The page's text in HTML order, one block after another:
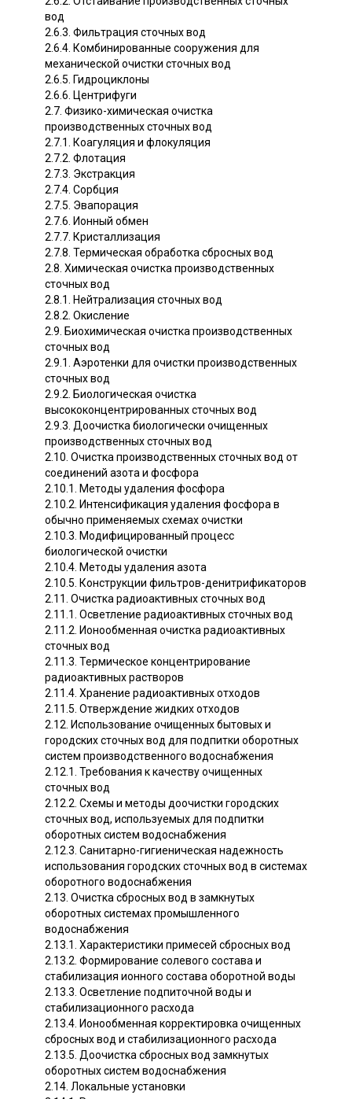
вод
2.6.3. Фильтрация сточных вод
2.6.4. Комбинированные сооружения для
механической очистки сточных вод
2.6.5. Гидроциклоны
2.6.6. Центрифуги
2.7. Физико-химическая очистка
производственных сточных вод
2.7.1. Коагуляция и флокуляция
2.7.2. Флотация
2.7.3. Экстракция
2.7.4. Сорбция
2.7.5. Эвапорация
2.7.6. Ионный обмен
2.7.7. Кристаллизация
2.7.8. Термическая обработка сбросных вод
2.8. Химическая очистка производственных
сточных вод
2.8.1. Нейтрализация сточных вод
2.8.2. Окисление
2.9. Биохимическая очистка производственных
сточных вод
2.9.1. Аэротенки для очистки производственных
сточных вод
2.9.2. Биологическая очистка
высококонцентрированных сточных вод
2.9.3. Доочистка биологически очищенных
производственных сточных вод
2.10. Очистка производственных сточных вод от
соединений азота и фосфора
2.10.1. Методы удаления фосфора
2.10.2. Интенсификация удаления фосфора в
обычно применяемых схемах очистки
2.10.3. Модифицированный процесс
биологической очистки
2.10.4. Методы удаления азота
2.10.5. Конструкции фильтров-денитрификаторов
2.11. Очистка радиоактивных сточных вод
2.11.1. Осветление радиоактивных сточных вод
2.11.2. Ионообменная очистка радиоактивных
сточных вод
2.11.3. Термическое концентрирование
радиоактивных растворов
2.11.4. Хранение радиоактивных отходов
2.11.5. Отверждение жидких отходов
2.12. Использование очищенных бытовых и
городских сточных вод для подпитки оборотных
систем производственного водоснабжения
2.12.1. Требования к качеству очищенных
сточных вод
2.12.2. Схемы и методы доочистки городских
сточных вод, используемых для подпитки
оборотных систем водоснабжения
2.12.3. Санитарно-гигиеническая надежность
использования городских сточных вод в системах
оборотного водоснабжения
2.13. Очистка сбросных вод в замкнутых
оборотных системах промышленного
водоснабжения
2.13.1. Характеристики примесей сбросных вод
2.13.2. Формирование солевого состава и
стабилизация ионного состава оборотной воды
2.13.3. Осветление подпиточной воды и
стабилизационного расхода
2.13.4. Ионообменная корректировка очищенных
сбросных вод и стабилизационного расхода
2.13.5. Доочистка сбросных вод замкнутых
оборотных систем водоснабжения
2.14. Локальные установки